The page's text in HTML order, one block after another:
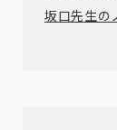
坂口先生の